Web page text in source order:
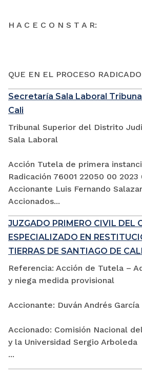
H A C E C O N S T A R:
QUE EN EL PROCESO
Secretaría Sala Laboral
Cali
Tribunal Superior del Distrito
Sala Laboral
Acción Tutela de primera
Radicación 76001 22050 00
Accionante Luis Fernando
Accionados...
JUZGADO PRIMERO CIVIL DEL
ESPECIALIZADO EN
TIERRAS DE SANTIAGO DE CALI
Referencia: Acción de Tutela –
y niega medida provisional
Accionante: Duván Andrés García
Accionado: Comisión Nacional
y la Universidad Sergio Arboleda
...